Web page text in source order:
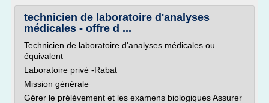
technicien de laboratoire d'analyses
médicales - offre d ...
Technicien de laboratoire d'analyses médicales ou
équivalent
Laboratoire privé -Rabat
Mission générale
Gérer le prélèvement et les examens biologiques Assurer